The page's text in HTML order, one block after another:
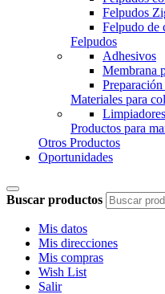
Felpudos
Felpudo de
Felpudos
Adhesivos
Membrana
Materiales para
Limpiadores
Productos para
Otros Productos
Oportunidades
Buscar productos
Mis datos
Mis direcciones
Mis compras
Wish List
Salir